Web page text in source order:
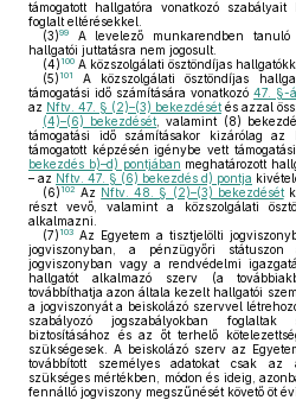
támogatott hallgatóra vonatkozó
foglalt eltérésekkel.
(3)99
A levelező munkarendben tanuló
hallgatói juttatásra nem jogosult.
(4) 100 A közszolgálati ösztöndíjas
(5) 101 A közszolgálati ösztöndíjas
támogatási idő számítására vonatkozó 47. §-
az Nftv. 47. § (2)–(3) bekezdését és azzal
(4)–(6) bekezdését , valamint (8)
támogatási idő számításakor kizárólag az
támogatott képzésén igénybe vett
bekezdés b)–d) pontjában meghatározott
– az Nftv. 47. § (6) bekezdés d) pontja
(6) 102 Az Nftv. 48. § (2)–(3) bekezdését
részt vevő, valamint a közszolgálati
alkalmazni.
(7) 103 Az Egyetem a tisztjelölti
jogviszonyban, a pénzügyőri státuszon
jogviszonyban vagy a rendvédelmi
hallgatót alkalmazó szerv (a
továbbíthatja azon általa kezelt hallgatói
a jogviszonyát a beiskolázó szervvel
szabályozó jogszabályokban foglaltak
biztosításához és az őt terhelő
szükségesek. A beiskolázó szerv az
továbbított személyes adatokat csak az
szükséges mértékben, módon és ideig,
fennálló jogviszony megszűnését követő öt